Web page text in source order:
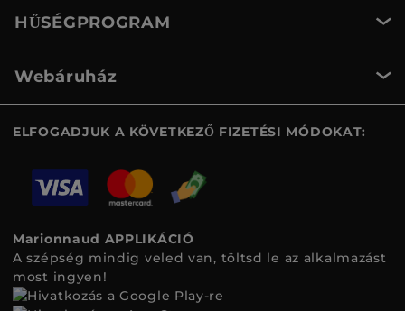
HŰSÉGPROGRAM
Webáruház
ELFOGADJUK A KÖVETKEZŐ FIZETÉSI MÓDOKAT:
Marionnaud APPLIKÁCIÓ
A szépség mindig veled van, töltsd le az alkalmazást
most ingyen!